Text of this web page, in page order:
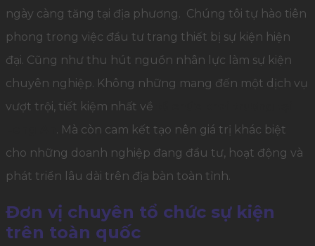
ngày càng tăng tại địa phương. Chúng tôi tự hào tiên
phong trong việc đầu tư trang thiết bị sự kiện hiện
đại. Cũng như thu hút nguồn nhân lực làm sự kiện
chuyên nghiệp. Không những mang đến một dịch vụ
vượt trội, tiết kiệm nhất về
. Mà còn cam kết tạo nên giá trị khác biệt
cho những doanh nghiệp đang đầu tư, hoạt động và
phát triển lâu dài trên địa bàn toàn tỉnh.
Đơn vị chuyên tổ chức sự kiện
trên toàn quốc